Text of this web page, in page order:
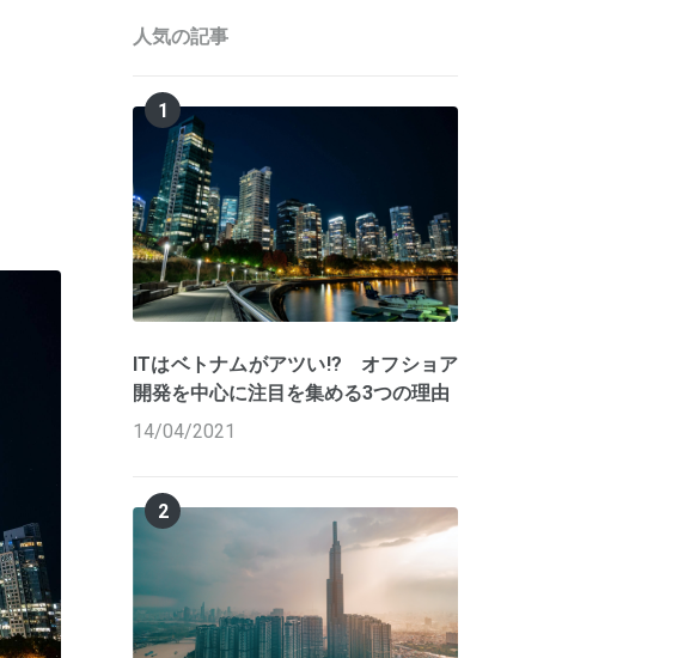
人気の記事
1
ITはベトナムがアツい!? オフショア
開発を中心に注目を集める3つの理由
14/04/2021
2